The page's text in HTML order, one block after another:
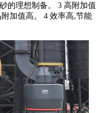
的理想制备。 3 高附加值
加值高。 4 效率高,节能